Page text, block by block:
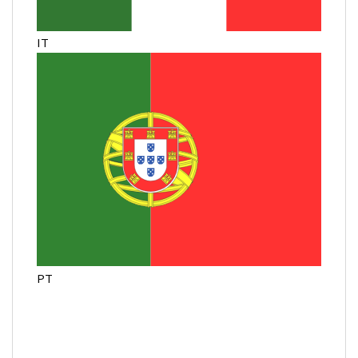
IT
PT